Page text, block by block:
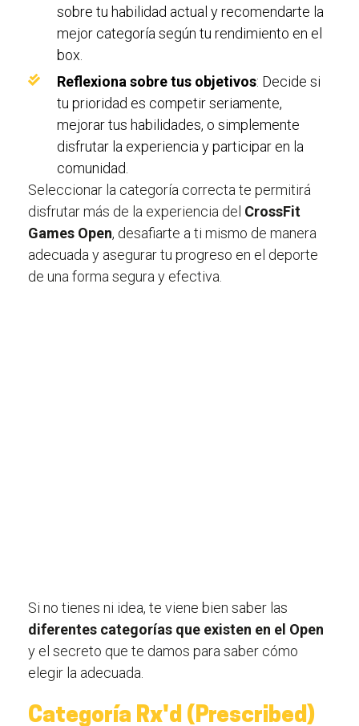
sobre tu habilidad actual y recomendarte la
mejor categoría según tu rendimiento en el
box.
Reflexiona sobre tus objetivos: Decide si
tu prioridad es competir seriamente,
mejorar tus habilidades, o simplemente
disfrutar la experiencia y participar en la
comunidad.
Seleccionar la categoría correcta te permitirá
disfrutar más de la experiencia del CrossFit
Games Open, desafiarte a ti mismo de manera
adecuada y asegurar tu progreso en el deporte
de una forma segura y efectiva.
Si no tienes ni idea, te viene bien saber las
diferentes categorías que existen en el Open
y el secreto que te damos para saber cómo
elegir la adecuada.
Categoría Rx'd (Prescribed)